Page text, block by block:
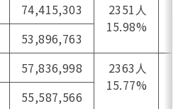
74,415,303
2351人
15.98%
53,896,763
57,836,998
2363人
15.77%
55,587,566